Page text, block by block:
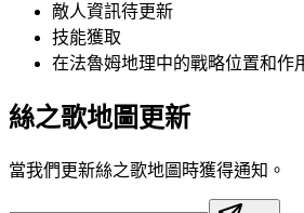
敵人資訊待更新
技能獲取
在法魯姆地理中的戰略位置和作
絲之歌地圖更新
當我們更新絲之歌地圖時獲得通知。